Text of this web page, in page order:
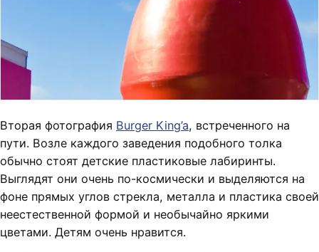
Вторая фотография Burger King’a, встреченного на
пути. Возле каждого заведения подобного толка
обычно стоят детские пластиковые лабиринты.
Выглядят они очень по-космически и выделяются на
фоне прямых углов стрекла, металла и пластика своей
неестественной формой и необычайно яркими
цветами. Детям очень нравится.